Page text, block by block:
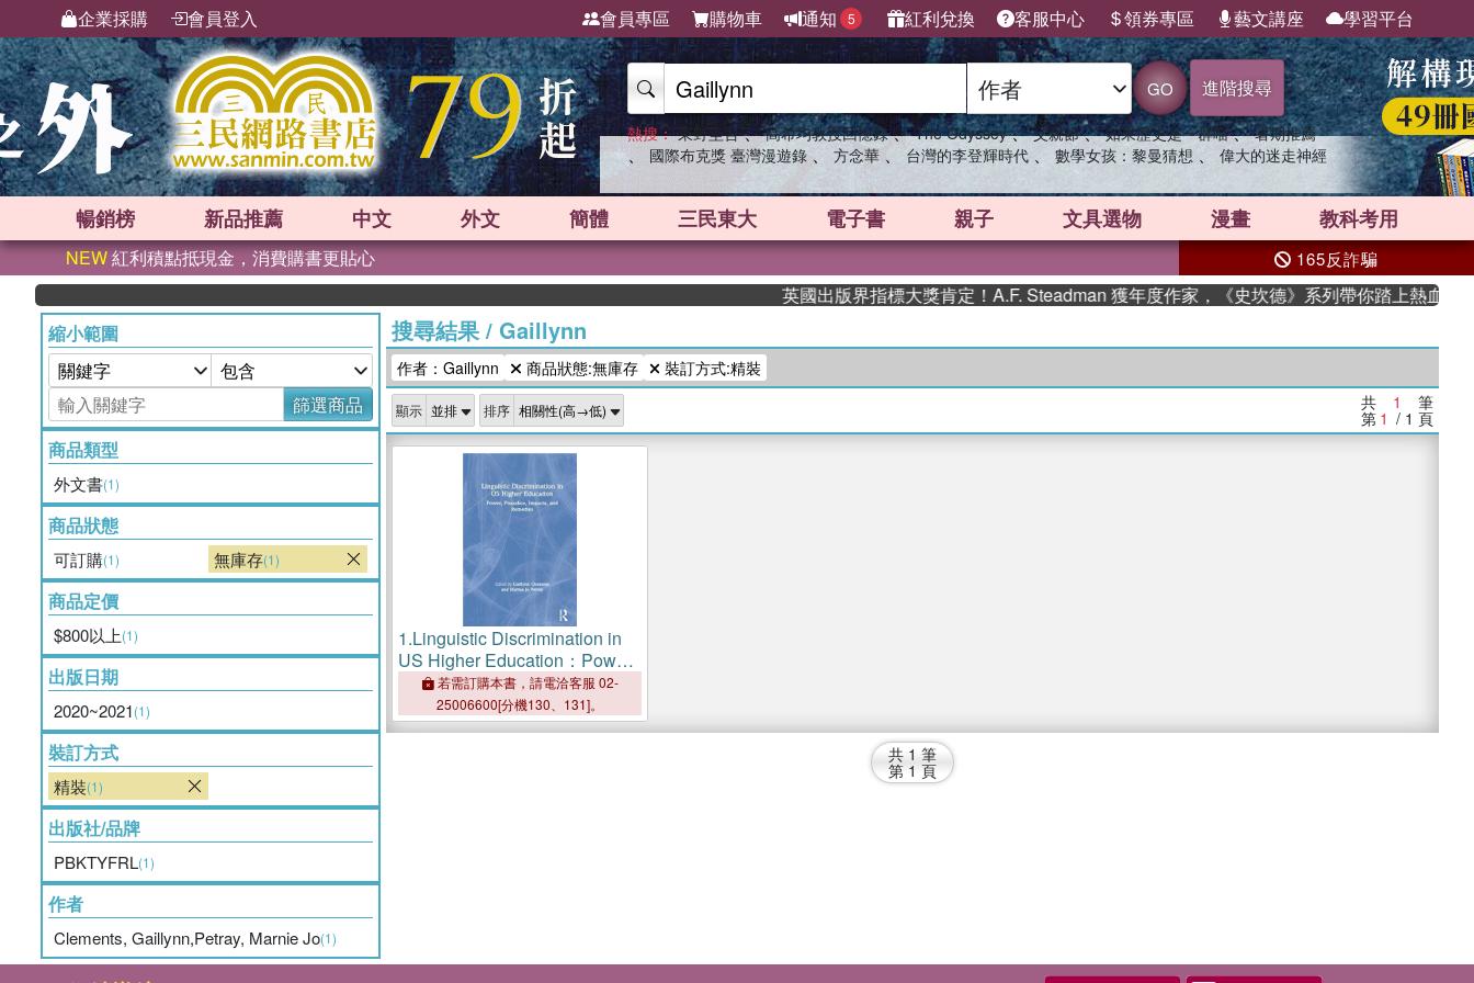
企業採購 會員登入 會員專區 購物車 通知 5 紅利兌換 客服中心 領券專區 藝文講座 學習平台
GO 進階搜尋
熱搜： 東野圭吾 、 高希均教授回憶錄 、 The Odyssey 、 父親節 、 如果歷史是一群喵 、 暑期推薦
、 國際布克獎 臺灣漫遊錄 、 方念華 、 台灣的李登輝時代 、 數學女孩：黎曼猜想 、 偉大的迷走神經
暢銷榜 新品推薦 中文 外文 簡體 三民東大 電子書 親子 文具選物 漫畫 教科考用
NEW紅利積點抵現金，消費購書更貼心 165反詐騙
英國出版界指標大獎肯定！A.F. Steadman 獲年度作家，《史坎德》系列帶你踏上熱血奇幻
縮小範圍
篩選商品
商品類型
外文書(1)
商品狀態
可訂購(1) 無庫存(1)
商品定價
$800以上(1)
出版日期
2020~2021(1)
裝訂方式
精裝(1)
出版社/品牌
PBKTYFRL(1)
作者
Clements, Gaillynn,Petray, Marnie Jo(1)
搜尋結果/ Gaillynn
作者：Gaillynn 商品狀態:無庫存 裝訂方式:精裝
顯示 排序 共 1 筆
第 1 / 1 頁
1.Linguistic Discrimination in
US Higher Education：Power,
Prejudice, Impacts, and
Remedies
若需訂購本書，請電洽客服 02-
25006600[分機130、131]。
共 1 筆
第 1 頁